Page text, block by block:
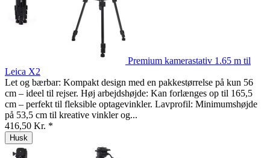
Premium kamerastativ 1.65 m til
Leica X2
Let og bærbar: Kompakt design med en pakkestørrelse på kun 56
cm – ideel til rejser. Høj arbejdshøjde: Kan forlænges op til 165,5
cm – perfekt til fleksible optagevinkler. Lavprofil: Minimumshøjde
på 53,5 cm til kreative vinkler og...
416,50 Kr. *
Husk